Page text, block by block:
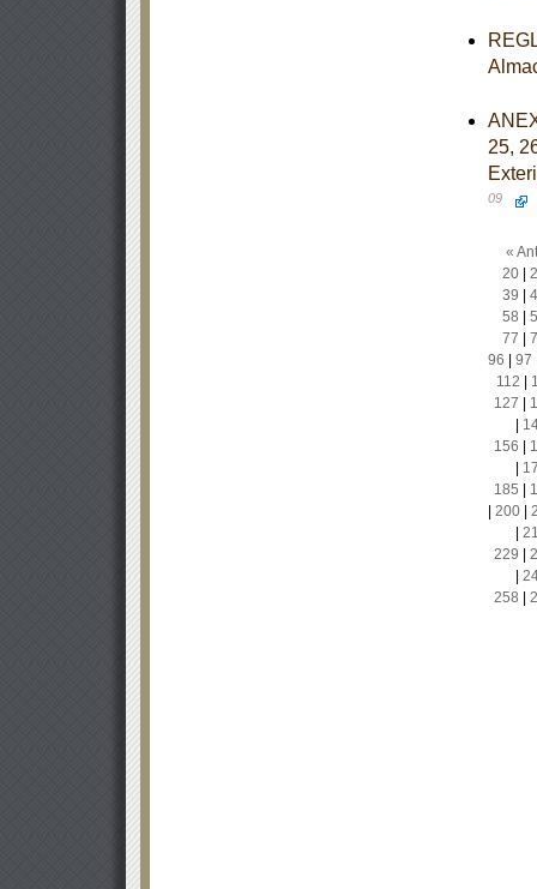
25,
09
«
20|
39
58
77
96
97
112
127
156
185
200|
229
258